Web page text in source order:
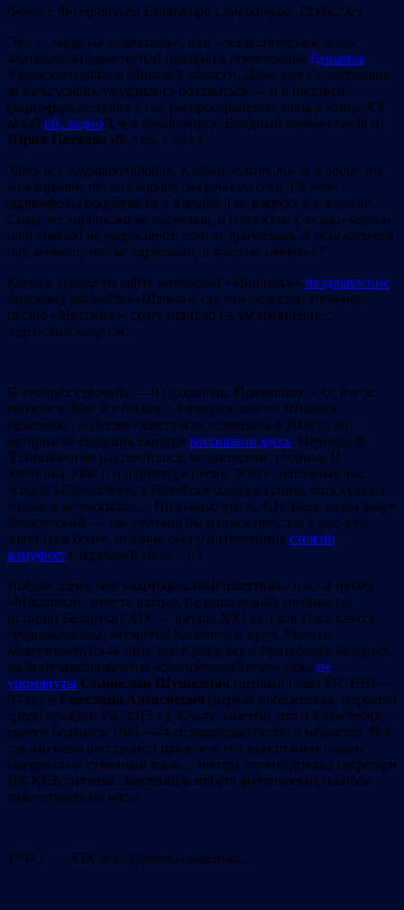
Фото с fb-странички Владимира Скрабатуна,
12.09.2021.
Это — виды на «памятник», или «символический знак»
картошке, воздвигнутый недавно в агрогородке Дещанка
Узденского района Минской области. Даже здесь «смотрящие
за культуркой» умудрились облажаться — и в подписи
(картофель получил у нас распространение лишь в конце ХХ
века? ой, ладно!), и в композиции. Ехидный комментарий от
Юрия Патюпы (fb, пер. с бел.):
Здесь всё неправдоподобно. Клубни лежат то ли в бадье, то
ли в корыте, то ли в коробе для ручного сева. Но ведь
картофель собирают не в корыто и не в короб, а в корзину.
Сама же картошка не насыпана, а положена с таким верхом,
что никогда не удержится, если не приклеить. А если клеится,
то, может, это не картошка, а конские «яблоки»?
Когда я увидел на сайте витебской «Мишпохи» поздравление
лидскому ансамблю «Шалом», где пан-редактор упомянул
песню «Мястэчка», сразу пришло на ум сравнение с
узденским казусом:
В четырёх строчках — 8 (!) ошибок. Правильно: «Ах, дзе ж
падзелiся/ Мае ўсе блiзкiя?/ Застаўся цэлага/ Шматок
маленечкi…» Песня «Мястэчка» появилась в 2009 г., об
истории её создания вкратце рассказано здесь. Перевод Ф.
Хаймовича не раз печатался, но допустим, сборник И.
Злотника 2008 г. и партитура песни 2010 г., изданные под
эгидой «Шах-плюс», в Витебске малодоступны, хотя куда их
только я не рассылал… Положим, что А. Шульман слабо знает
белорусский — так уточнил бы написание слов у тех, кто
знает (тем более, недавно был у витебчанина схожий
камуфлет с идишем)! Не-а… 🙂
Поболе шуму, чем «картофельный памятник» и 42-й нумер
«Мишпохи», вместе взятые, наделал новый учебник по
истории Беларуси (ХIХ — начало ХХІ вв.) для 11-го класса
средней школы, авторства Касовича и проч. Многие
возмутились из-за того, что в разделах о Республике Беларусь
на фоне комплиментов «солнцеподобному» даже не
упомянуты Станислав Шушкевич (первый глава РБ, 1991—
94 гг.) и Светлана Алексиевич (первая нобелевская лауреатка
среди граждан РБ, 2015 г.). Кто-то заметил, что о Катастрофе
евреев Беларуси 1941—44 гг. написано скупо и невнятно. Всё
так, но меня расстроили прежде всего монотонная подача
материала и суконный язык… иногда словно доклад секретаря
ЦК КПБ читаешь. Заусениц и просто фактических ошибок
тоже отнюдь не мало.
1794 г. — XIX век? Оригинальненько…